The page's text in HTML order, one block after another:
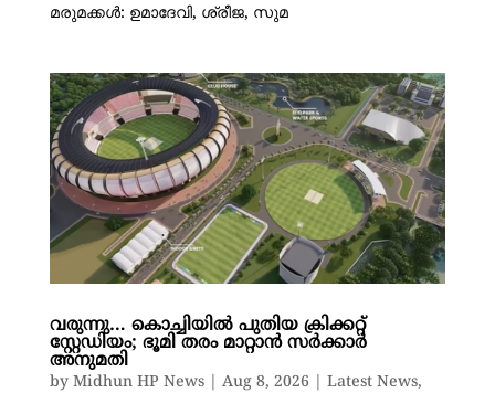
മരുമക്കൾ: ഉമാദേവി, ശ്രീജ, സുമ
വരുന്നു… കൊച്ചിയിൽ പുതിയ ക്രിക്കറ്റ്
സ്റ്റേഡിയം; ഭൂമി തരം മാറ്റാൻ സർക്കാർ
അനുമതി
by Midhun HP News| Aug 8, 2026 Latest News,